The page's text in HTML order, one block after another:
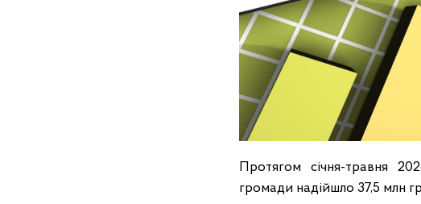
Протягом січня-травня
громади надійшло 37,5 млн